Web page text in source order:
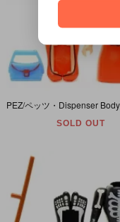
SOLD OUT